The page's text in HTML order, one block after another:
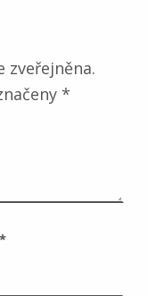
zveřejněna.
*
*